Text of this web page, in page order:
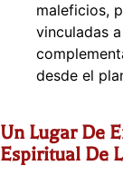
maleficios,
vinculadas
desde el
Un Lugar De
Espiritual De